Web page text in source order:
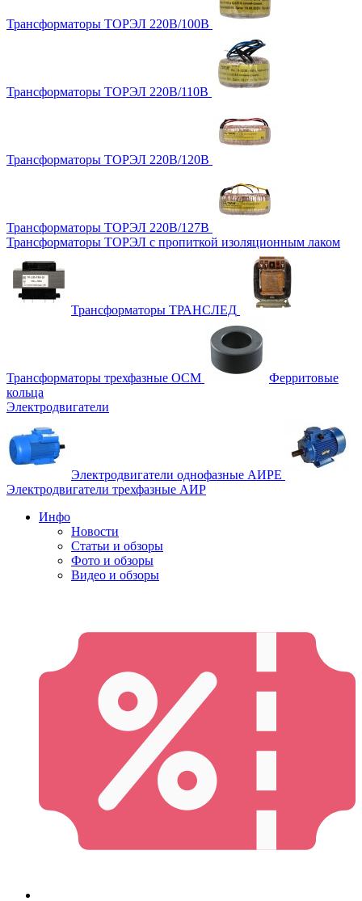
Трансформаторы ТОРЭЛ 220В/100В
Трансформаторы ТОРЭЛ 220В/110В
Трансформаторы ТОРЭЛ 220В/120В
Трансформаторы ТОРЭЛ 220В/127В
Трансформаторы ТОРЭЛ с пропиткой изоляционным лаком
Трансформаторы ТРАНСЛЕД
Трансформаторы трехфазные ОСМ
Ферритовые
кольца
Электродвигатели
Электродвигатели однофазные АИРЕ
Электродвигатели трехфазные АИР
Инфо
Новости
Статьи и обзоры
Фото и обзоры
Видео и обзоры